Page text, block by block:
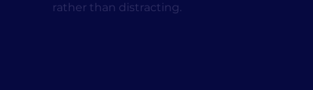
rather than distracting.